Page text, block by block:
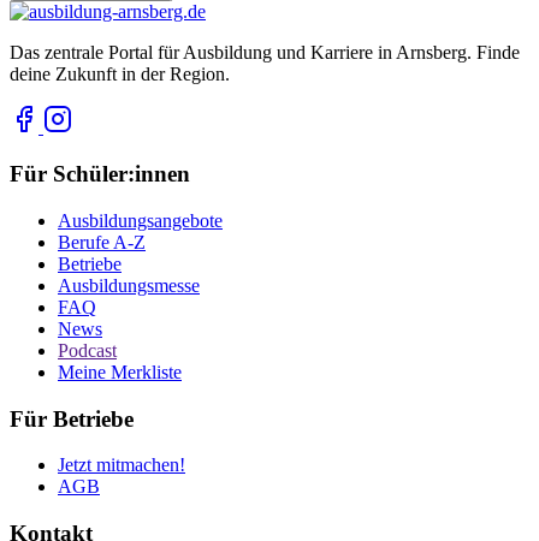
Das zentrale Portal für Ausbildung und Karriere in Arnsberg. Finde
deine Zukunft in der Region.
Für Schüler:innen
Ausbildungsangebote
Berufe A-Z
Betriebe
Ausbildungsmesse
FAQ
News
Podcast
Meine Merkliste
Für Betriebe
Jetzt mitmachen!
AGB
Kontakt